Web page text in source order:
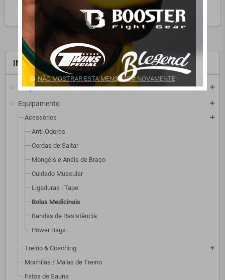
INÍCIO
Desportos add
Equipamento add
Acessórios add
Anti-Odores
Cordas de Saltar
Mongóis e Anéis de Braço
Cuidado Muscular
Ligaduras | Tape
Bolas Medicinais
Bandas de Resistência
Power Bags
Treino & Coaching add
Mochilas / Malas de Treino
Fatos de Sauna
search
NÃO MOSTRAR ESTA MENSAGEM NOVAMENTE